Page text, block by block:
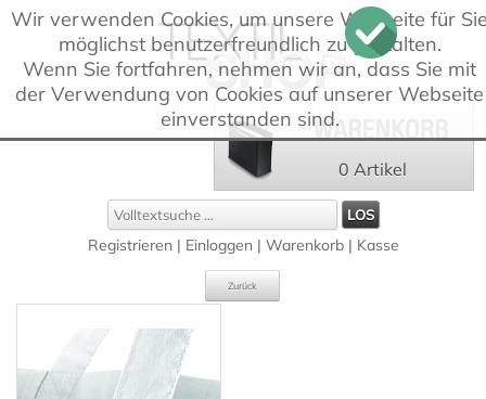
Wir verwenden Cookies, um unsere Webseite für
möglichst benutzerfreundlich zu gestalten.
Wenn Sie fortfahren, nehmen wir an, dass Sie mit
der Verwendung von Cookies auf unserer Webseite
einverstanden sind.
Registrieren | Einloggen | Warenkorb| Kasse
0 Artikel
Zurück